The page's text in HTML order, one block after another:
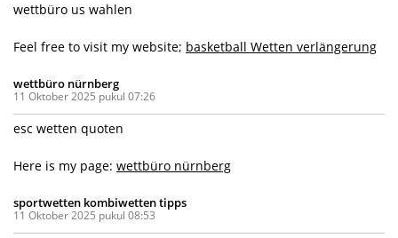
wettbüro us wahlen
Feel free to visit my website; basketball Wetten verlängerung
wettbüro nürnberg
11 Oktober 2025 pukul 07:26
esc wetten quoten
Here is my page: wettbüro nürnberg
sportwetten kombiwetten tipps
11 Oktober 2025 pukul 08:53